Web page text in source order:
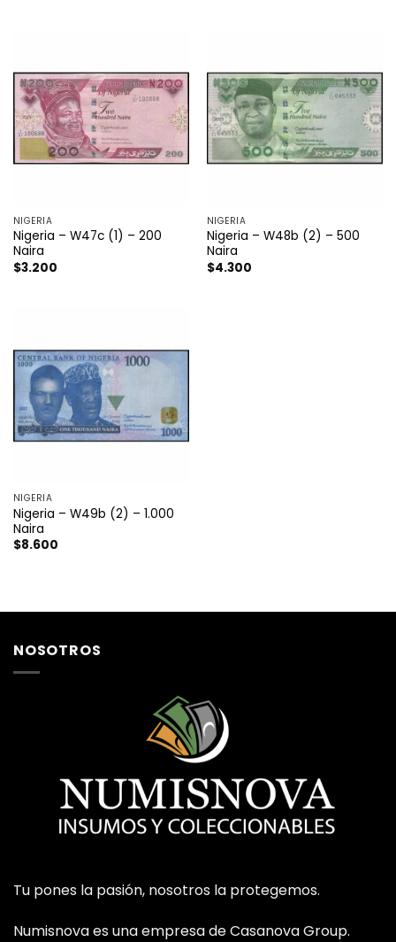
NIGERIA
Nigeria – W47c (1) – 200
Naira
$3.200
NIGERIA
Nigeria – W48b (2) – 500
Naira
$4.300
NIGERIA
Nigeria – W49b (2) – 1.000
Naira
$8.600
NOSOTROS
Tu pones la pasión, nosotros la protegemos.
Numisnova es una empresa de Casanova Group.